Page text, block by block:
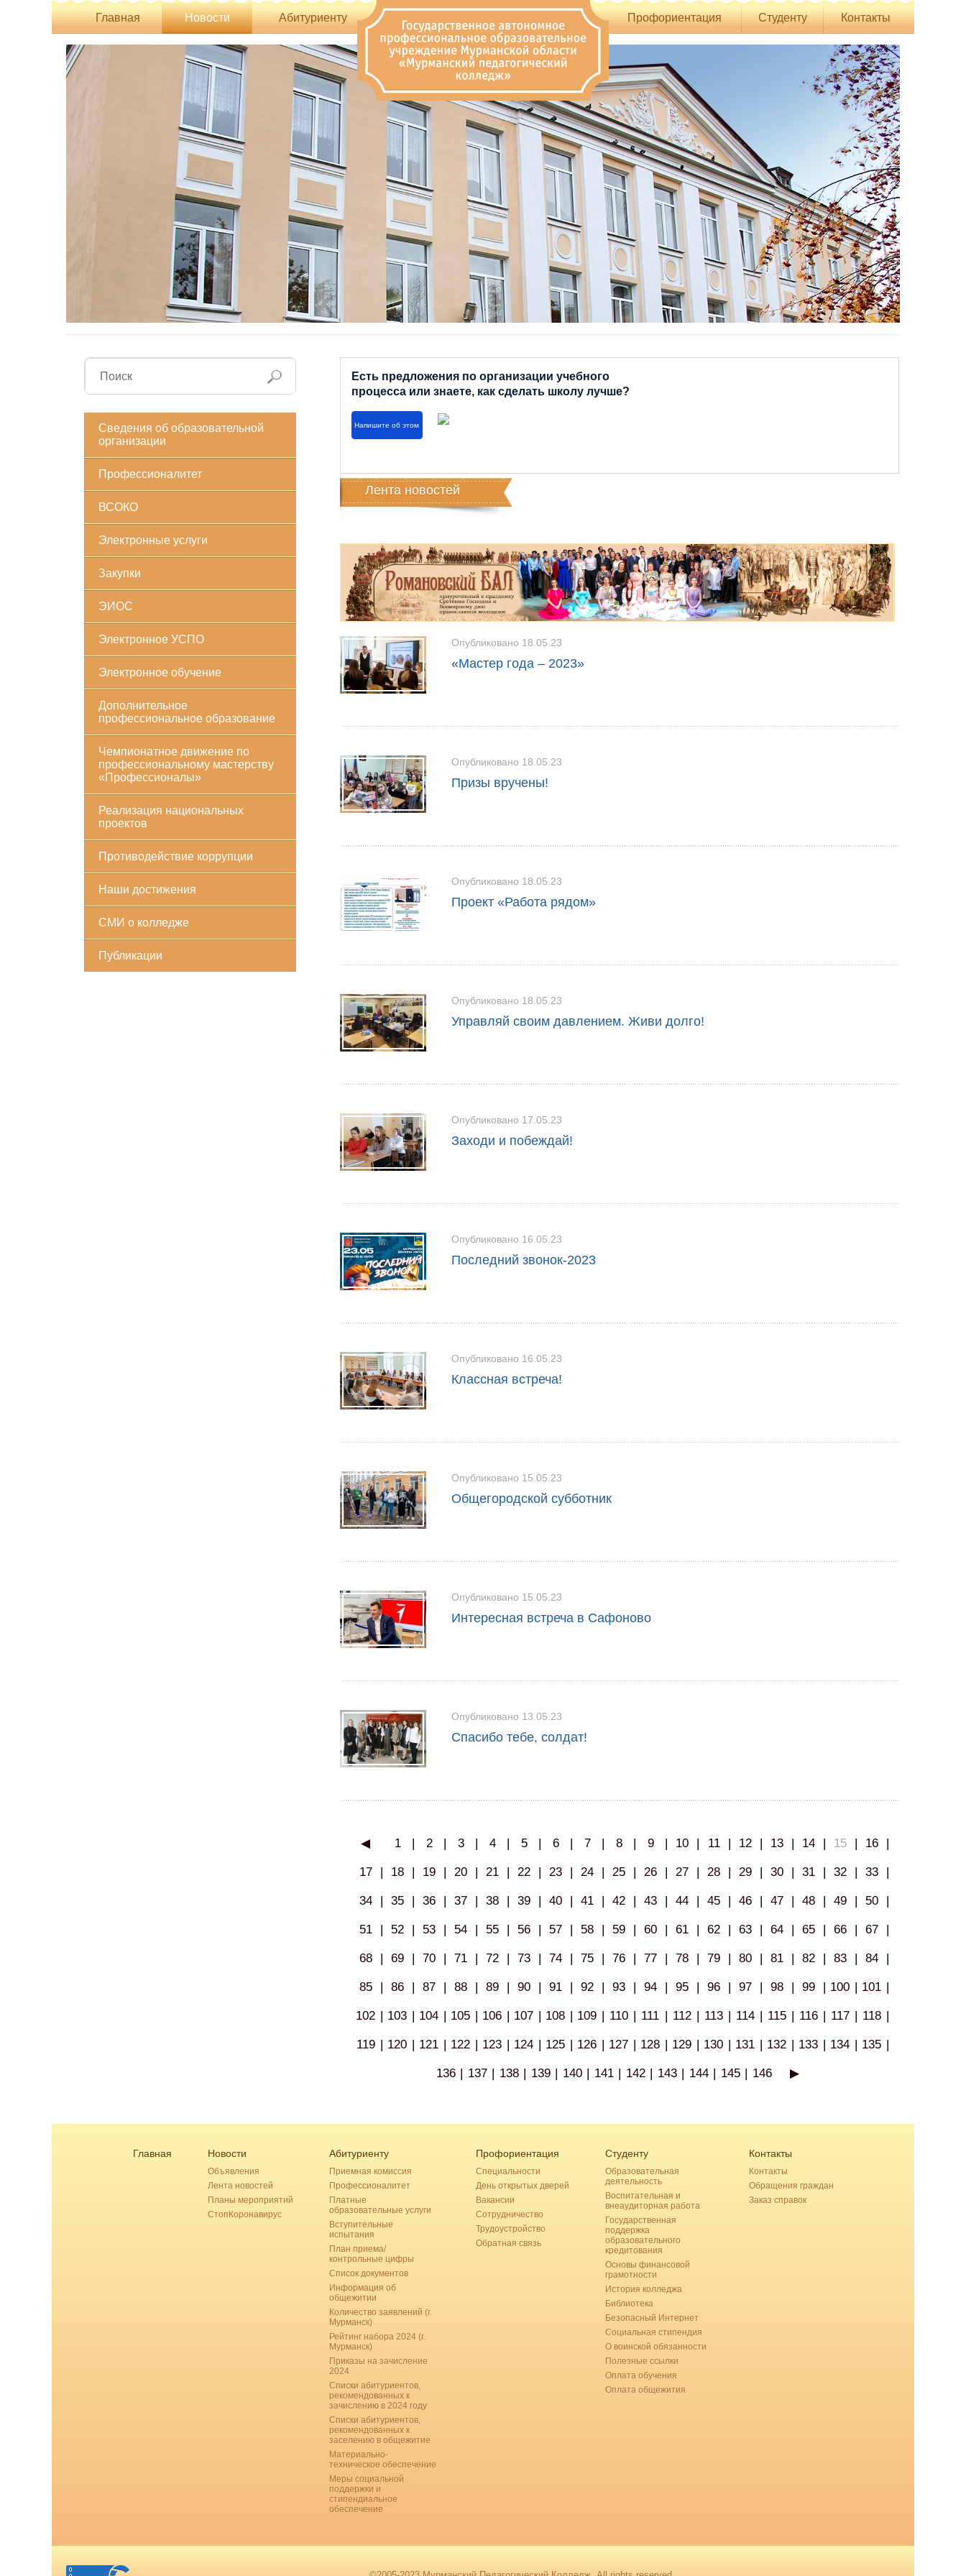
Главная Новости Абитуриенту Профориентация Студенту Контакты
Сведения об образовательной
организации
Профессионалитет
ВСОКО
Электронные услуги
Закупки
ЭИОС
Электронное УСПО
Электронное обучение
Дополнительное
профессиональное образование
Чемпионатное движение по
профессиональному мастерству
«Профессионалы»
Реализация национальных
проектов
Противодействие коррупции
Наши достижения
СМИ о колледже
Публикации
Есть предложения по организации учебного
процесса или знаете, как сделать школу лучше?
Напишите об этом
Лента новостей
Опубликовано 18.05.23
«Мастер года – 2023»
Опубликовано 18.05.23
Призы вручены!
Опубликовано 18.05.23
Проект «Работа рядом»
Опубликовано 18.05.23
Управляй своим давлением. Живи долго!
Опубликовано 17.05.23
Заходи и побеждай!
Опубликовано 16.05.23
Последний звонок-2023
Опубликовано 16.05.23
Классная встреча!
Опубликовано 15.05.23
Общегородской субботник
Опубликовано 15.05.23
Интересная встреча в Сафоново
Опубликовано 13.05.23
Спасибо тебе, солдат!
◀ 1 | 2 | 3 | 4 | 5 | 6 | 7 | 8 | 9 | 10 | 11 | 12 | 13 | 14 | 15 | 16 |
17 | 18 | 19 | 20 | 21 | 22 | 23 | 24 | 25 | 26 | 27 | 28 | 29 | 30 | 31 | 32 | 33 |
34 | 35 | 36 | 37 | 38 | 39 | 40 | 41 | 42 | 43 | 44 | 45 | 46 | 47 | 48 | 49 | 50 |
51 | 52 | 53 | 54 | 55 | 56 | 57 | 58 | 59 | 60 | 61 | 62 | 63 | 64 | 65 | 66 | 67 |
68 | 69 | 70 | 71 | 72 | 73 | 74 | 75 | 76 | 77 | 78 | 79 | 80 | 81 | 82 | 83 | 84 |
85 | 86 | 87 | 88 | 89 | 90 | 91 | 92 | 93 | 94 | 95 | 96 | 97 | 98 | 99 | 100 | 101 |
102 | 103 | 104 | 105 | 106 | 107 | 108 | 109 | 110 | 111 | 112 | 113 | 114 | 115 | 116 | 117 | 118 |
119 | 120 | 121 | 122 | 123 | 124 | 125 | 126 | 127 | 128 | 129 | 130 | 131 | 132 | 133 | 134 | 135 |
136 | 137 | 138 | 139 | 140 | 141 | 142 | 143 | 144 | 145 | 146 ▶
Главная Новости
Объявления
Лента новостей
Планы мероприятий
СтопКоронавирус
Абитуриенту
Приемная комиссия
Профессионалитет
Платные
образовательные услуги
Вступительные
испытания
План приема/
контрольные цифры
Список документов
Информация об
общежитии
Количество заявлений (г.
Мурманск)
Рейтинг набора 2024 (г.
Мурманск)
Приказы на зачисление
2024
Списки абитуриентов,
рекомендованных к
зачислению в 2024 году
Списки абитуриентов,
рекомендованных к
заселению в общежитие
Материально-
техническое обеспечение
Меры социальной
поддержки и
стипендиальное
обеспечение
Профориентация
Специальности
День открытых дверей
Вакансии
Сотрудничество
Трудоустройство
Обратная связь
Студенту
Образовательная
деятельность
Воспитательная и
внеаудиторная работа
Государственная
поддержка
образовательного
кредитования
Основы финансовой
грамотности
История колледжа
Библиотека
Безопасный Интернет
Социальная стипендия
О воинской обязанности
Полезные ссылки
Оплата обучения
Оплата общежития
Контакты
Контакты
Обращения граждан
Заказ справок